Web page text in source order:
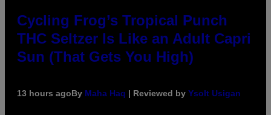
Cycling Frog’s Tropical Punch
THC Seltzer Is Like an Adult Capri
Sun (That Gets You High)
13 hours agoBy Maha Haq | Reviewed by Ysolt Usigan